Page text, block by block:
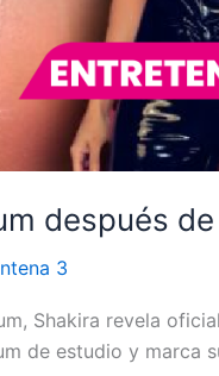
después
3
Shakira revela
de estudio y